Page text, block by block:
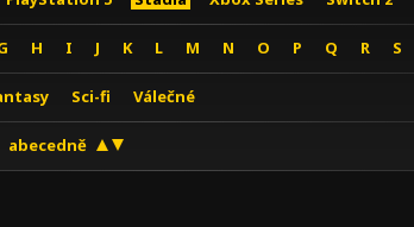
H I J K L M N O P Q R S
Sci-fi Válečné
abecedně